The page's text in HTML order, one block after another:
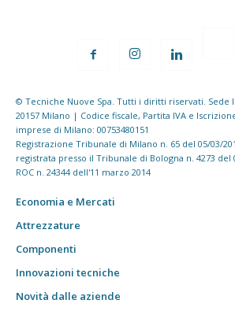
© Tecniche Nuove Spa. Tutti i diritti riservati. Sede
20157 Milano | Codice fiscale, Partita IVA e
imprese di Milano: 00753480151
Registrazione Tribunale di Milano n. 65 del 05/03/
registrata presso il Tribunale di Bologna n. 4273 del
ROC n. 24344 dell'11 marzo 2014
Economia e Mercati
Attrezzature
Componenti
Innovazioni tecniche
Novità dalle aziende